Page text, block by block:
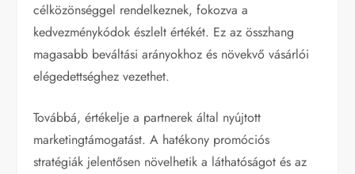
célközönséggel rendelkeznek, fokozva a
kedvezménykódok észlelt értékét. Ez az összhang
magasabb beváltási arányokhoz és növekvő vásárlói
elégedettséghez vezethet.
Továbbá, értékelje a partnerek által nyújtott
marketingtámogatást. A hatékony promóciós
stratégiák jelentősen növelhetik a láthatóságot és az